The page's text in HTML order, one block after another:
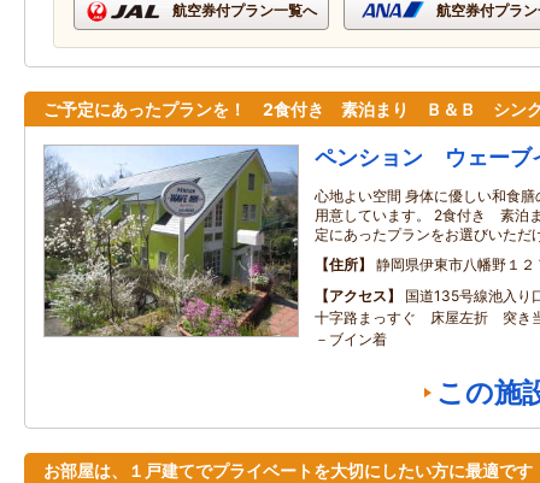
航空券付プラン一覧へ 航空券付プラ
ご予定にあったプランを！ 2食付き 素泊まり Ｂ＆Ｂ シン
ペンション ウェーブ
心地よい空間 身体に優しい和食
用意しています。 2食付き 素
定にあったプランをお選びいただ
住所
静岡県伊東市八幡野１２
アクセス
国道135号線池入
十字路まっすぐ 床屋左折 突き
－ブイン着
この施
お部屋は、１戸建てでプライベートを大切にしたい方に最適です